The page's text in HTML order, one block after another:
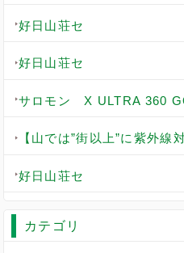
好日山荘セ
好日山荘セ
サロモン X ULTRA 360
【山では”街以上”に紫外線
好日山荘セ
カテゴリ